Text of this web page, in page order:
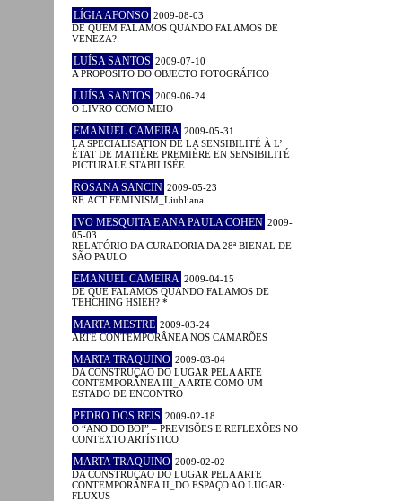
LÍGIA AFONSO 2009-08-03
DE QUEM FALAMOS QUANDO FALAMOS DE
VENEZA?
LUÍSA SANTOS 2009-07-10
A PROPÓSITO DO OBJECTO FOTOGRÁFICO
LUÍSA SANTOS 2009-06-24
O LIVRO COMO MEIO
EMANUEL CAMEIRA 2009-05-31
LA SPÉCIALISATION DE LA SENSIBILITÉ À L’
ÉTAT DE MATIÈRE PREMIÈRE EN SENSIBILITÉ
PICTURALE STABILISÉE
ROSANA SANCIN 2009-05-23
RE.ACT FEMINISM_Liubliana
IVO MESQUITA E ANA PAULA COHEN 2009-
05-03
RELATÓRIO DA CURADORIA DA 28ª BIENAL DE
SÃO PAULO
EMANUEL CAMEIRA 2009-04-15
DE QUE FALAMOS QUANDO FALAMOS DE
TEHCHING HSIEH? *
MARTA MESTRE 2009-03-24
ARTE CONTEMPORÂNEA NOS CAMARÕES
MARTA TRAQUINO 2009-03-04
DA CONSTRUÇÃO DO LUGAR PELA ARTE
CONTEMPORÂNEA III_A ARTE COMO UM
ESTADO DE ENCONTRO
PEDRO DOS REIS 2009-02-18
O “ANO DO BOI” – PREVISÕES E REFLEXÕES NO
CONTEXTO ARTÍSTICO
MARTA TRAQUINO 2009-02-02
DA CONSTRUÇÃO DO LUGAR PELA ARTE
CONTEMPORÂNEA II_DO ESPAÇO AO LUGAR:
FLUXUS